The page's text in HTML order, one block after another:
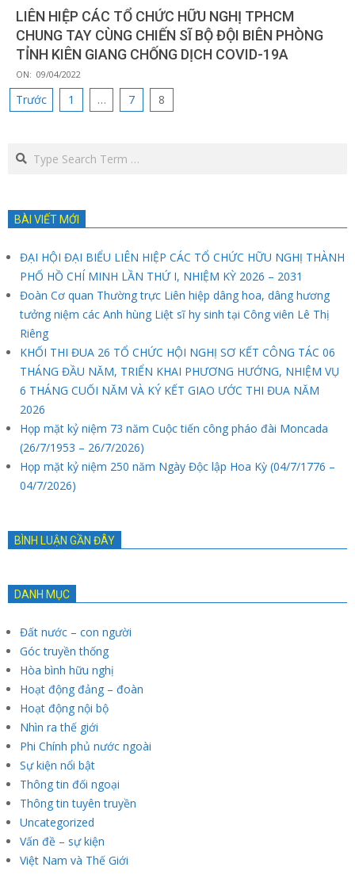
04-
28
LIÊN HIỆP CÁC TỔ CHỨC HỮU NGHỊ TPHCM
CHUNG TAY CÙNG CHIẾN SĨ BỘ ĐỘI BIÊN PHÒNG
TỈNH KIÊN GIANG CHỐNG DỊCH COVID-19A
2022-
04-
09
ON: 09/04/2022
PHÂN
VIẾT
Trước 1 … 7 8
Search
BÀI VIẾT MỚI
ĐẠI HỘI ĐẠI BIỂU LIÊN HIỆP CÁC TỔ CHỨC HỮU NGHỊ THÀNH
PHỐ HỒ CHÍ MINH LẦN THỨ I, NHIỆM KỲ 2026 – 2031
Đoàn Cơ quan Thường trực Liên hiệp dâng hoa, dâng hương
tưởng niệm các Anh hùng Liệt sĩ hy sinh tại Công viên Lê Thị
Riêng
KHỐI THI ĐUA 26 TỔ CHỨC HỘI NGHỊ SƠ KẾT CÔNG TÁC 06
THÁNG ĐẦU NĂM, TRIỂN KHAI PHƯƠNG HƯỚNG, NHIỆM VỤ
6 THÁNG CUỐI NĂM VÀ KÝ KẾT GIAO ƯỚC THI ĐUA NĂM
2026
Họp mặt kỷ niệm 73 năm Cuộc tiến công pháo đài Moncada
(26/7/1953 – 26/7/2026)
Họp mặt kỷ niệm 250 năm Ngày Độc lập Hoa Kỳ (04/7/1776 –
04/7/2026)
BÌNH LUẬN GẦN ĐÂY
DANH MỤC
Đất nước – con người
Góc truyền thống
Hòa bình hữu nghị
Hoạt động đảng – đoàn
Hoạt động nội bộ
Nhìn ra thế giới
Phi Chính phủ nước ngoài
Sự kiện nổi bật
Thông tin đối ngoại
Thông tin tuyên truyền
Uncategorized
Vấn đề – sự kiện
Việt Nam và Thế Giới